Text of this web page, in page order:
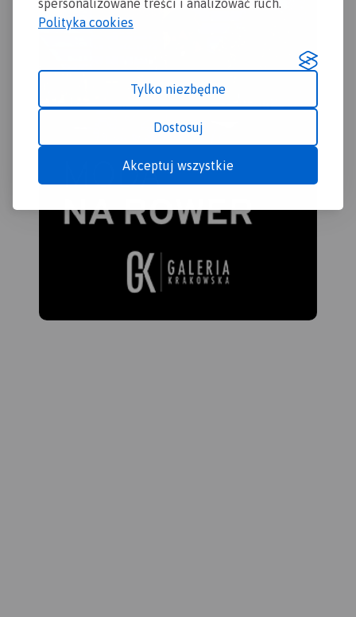
spersonalizowane treści i analizować ruch.
Polityka cookies
Tylko niezbędne
Dostosuj
Akceptuj wszystkie